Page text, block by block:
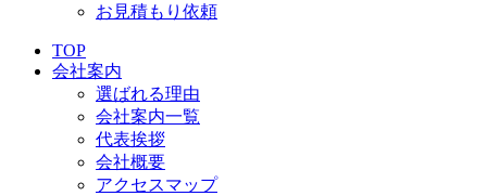
お見積もり依頼
TOP
会社案内
選ばれる理由
会社案内一覧
代表挨拶
会社概要
アクセスマップ